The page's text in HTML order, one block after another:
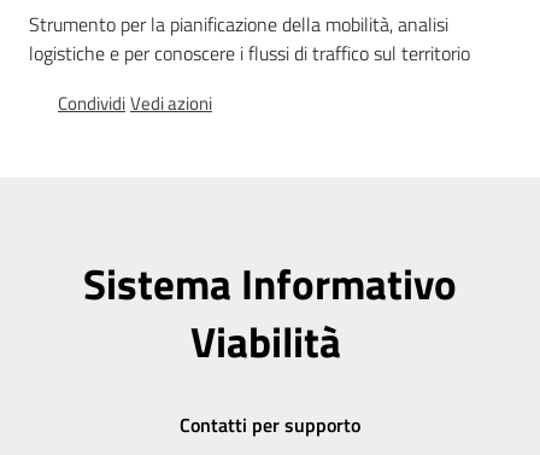
Dati
aperti
Regione
Romagna
Strumento per la pianificazione della mobilità, analisi
logistiche e per conoscere i flussi di traffico sul territorio
CondividiVedi azioni
Sistema Informativo
Viabilità
Contatti per supporto